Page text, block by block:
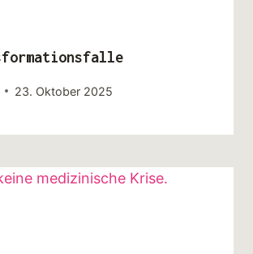
23. Oktober 2025